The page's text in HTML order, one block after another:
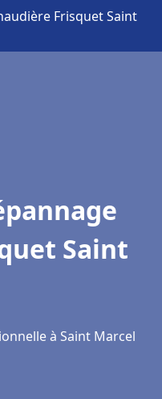
Frisquet Saint
Saint
à Saint Marcel